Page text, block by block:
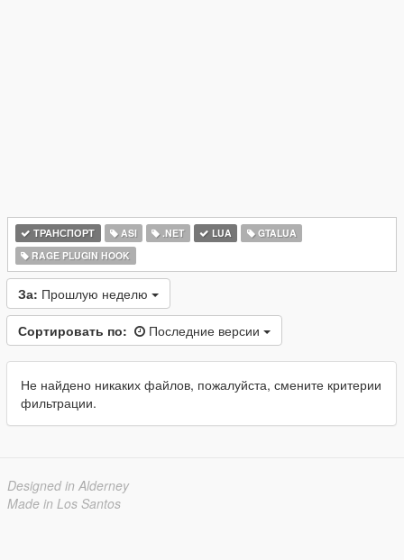
ТРАНСПОРТ ASI .NET LUA
GTALUA
RAGE PLUGIN HOOK
За: Прошлую неделю
Сортировать по: Последние версии
Не найдено никаких файлов, пожалуйста, смените критерии
фильтрации.
Designed in Alderney
Made in Los Santos